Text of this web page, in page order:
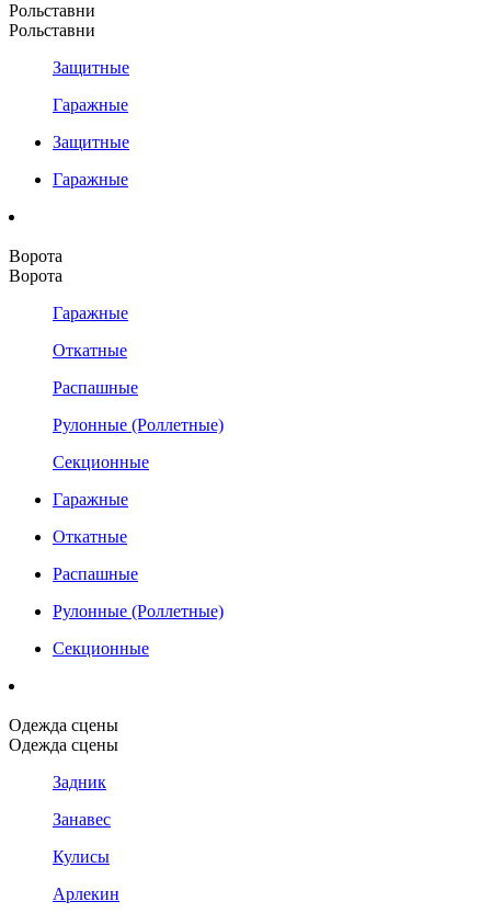
Рольставни
Рольставни
Защитные
Гаражные
Защитные
Гаражные
Ворота
Ворота
Гаражные
Откатные
Распашные
Рулонные (Роллетные)
Секционные
Гаражные
Откатные
Распашные
Рулонные (Роллетные)
Секционные
Одежда сцены
Одежда сцены
Задник
Занавес
Кулисы
Арлекин